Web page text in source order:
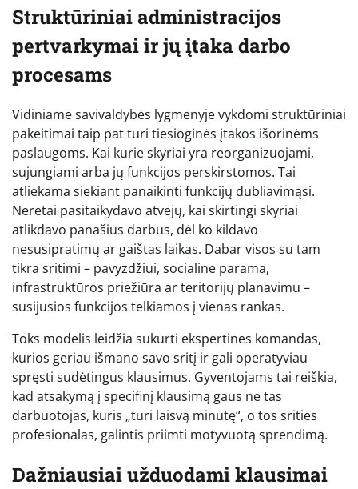
Struktūriniai administracijos
pertvarkymai ir jų įtaka darbo
procesams
Vidiniame savivaldybės lygmenyje vykdomi struktūriniai
pakeitimai taip pat turi tiesioginės įtakos išorinėms
paslaugoms. Kai kurie skyriai yra reorganizuojami,
sujungiami arba jų funkcijos perskirstomos. Tai
atliekama siekiant panaikinti funkcijų dubliavimąsi.
Neretai pasitaikydavo atvejų, kai skirtingi skyriai
atlikdavo panašius darbus, dėl ko kildavo
nesusipratimų ar gaištas laikas. Dabar visos su tam
tikra sritimi – pavyzdžiui, socialine parama,
infrastruktūros priežiūra ar teritorijų planavimu –
susijusios funkcijos telkiamos į vienas rankas.
Toks modelis leidžia sukurti ekspertines komandas,
kurios geriau išmano savo sritį ir gali operatyviau
spręsti sudėtingus klausimus. Gyventojams tai reiškia,
kad atsakymą į specifinį klausimą gaus ne tas
darbuotojas, kuris „turi laisvą minutę“, o tos srities
profesionalas, galintis priimti motyvuotą sprendimą.
Dažniausiai užduodami klausimai